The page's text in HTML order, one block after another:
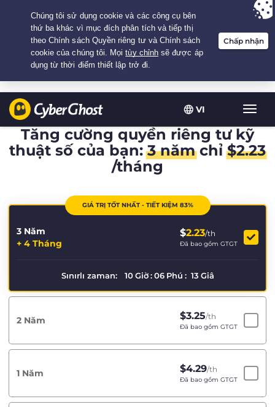
VI
đổi
điều
Your choice:The Best Dealfor 3.3333333333333-years at $
/month
Tăng cường quyền riêng tư kỹ
thuật số của bạn:3 nămchỉ$2.23
/tháng
GIÁ TRỊ TỐT NHẤT - TIẾT KIỆM 83%
3 Năm
+ 4 Tháng
$2.23/th
Đã bao gồm GTGT
Sınırlı zaman: 10 Giờ : 06 Phú : 13 Giâ
2 Năm $3.25/th
Đã bao gồm GTGT
1 Năm $4.29/th
Đã bao gồm GTGT